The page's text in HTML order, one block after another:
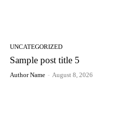
UNCATEGORIZED
Sample post title 5
Author Name - August 8, 2026